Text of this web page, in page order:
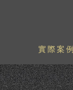
實際案例